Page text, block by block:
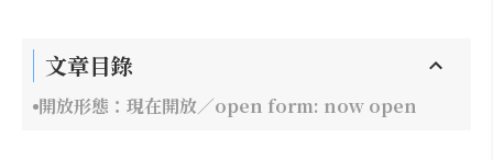
文章目錄
開放形態：現在開放／open form: now open